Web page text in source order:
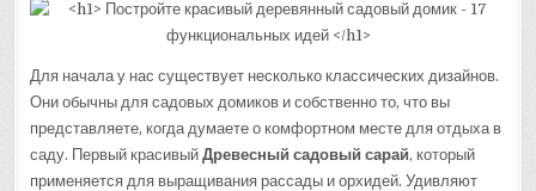
Для начала у нас существует несколько классических дизайнов.
Они обычны для садовых домиков и собственно то, что вы
представляете, когда думаете о комфортном месте для отдыха в
саду. Первый красивыйДревесный садовый сарай, который
применяется для выращивания рассады и орхидей. Удивляют